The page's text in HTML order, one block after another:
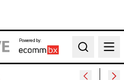
Powered by:
Search